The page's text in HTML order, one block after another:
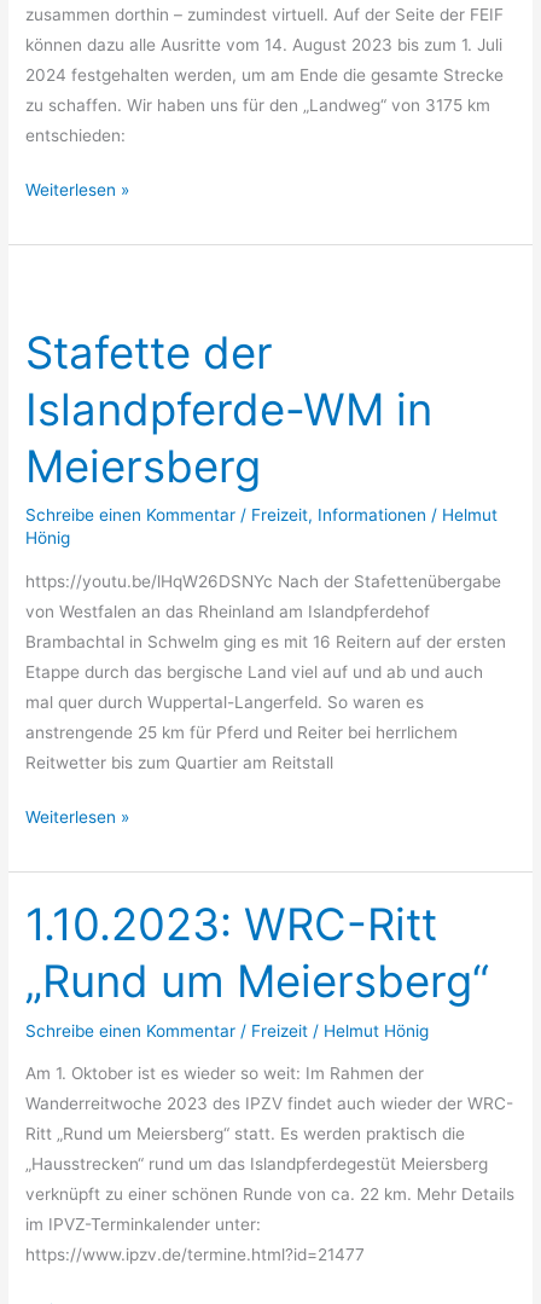
zusammen dorthin – zumindest virtuell. Auf der Seite der FEIF
können dazu alle Ausritte vom 14. August 2023 bis zum 1. Juli
2024 festgehalten werden, um am Ende die gesamte Strecke
zu schaffen. Wir haben uns für den „Landweg“ von 3175 km
entschieden:
Weiterlesen »
Stafette der
Islandpferde-WM in
Meiersberg
Schreibe einen Kommentar / Freizeit, Informationen / Helmut
Hönig
https://youtu.be/lHqW26DSNYc Nach der Stafettenübergabe
von Westfalen an das Rheinland am Islandpferdehof
Brambachtal in Schwelm ging es mit 16 Reitern auf der ersten
Etappe durch das bergische Land viel auf und ab und auch
mal quer durch Wuppertal-Langerfeld. So waren es
anstrengende 25 km für Pferd und Reiter bei herrlichem
Reitwetter bis zum Quartier am Reitstall
Islandpferde-
WM
Weiterlesen »
1.10.2023: WRC-Ritt
„Rund um Meiersberg“
Schreibe einen Kommentar / Freizeit / Helmut Hönig
Am 1. Oktober ist es wieder so weit: Im Rahmen der
Wanderreitwoche 2023 des IPZV findet auch wieder der WRC-
Ritt „Rund um Meiersberg“ statt. Es werden praktisch die
„Hausstrecken“ rund um das Islandpferdegestüt Meiersberg
verknüpft zu einer schönen Runde von ca. 22 km. Mehr Details
im IPVZ-Terminkalender unter:
https://www.ipzv.de/termine.html?id=21477
1.10.2023:
WRC-
Ritt
„Rund
um